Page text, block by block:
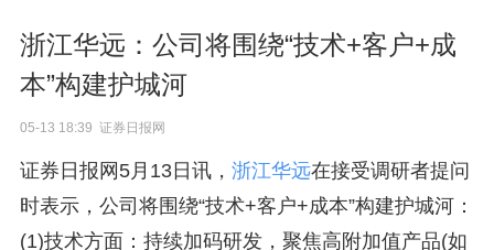
浙江华远：公司将围绕“技术+客户+成
本”构建护城河
05-13 18:39 证券日报网
证券日报网5月13日讯， 浙江华远在接受调研者提问
时表示，公司将围绕“技术+客户+成本”构建护城河：
(1)技术方面：持续加码研发，聚焦高附加值产品(如